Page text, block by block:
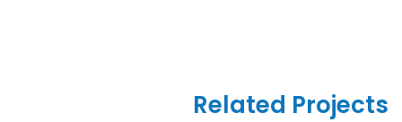
Related Projects